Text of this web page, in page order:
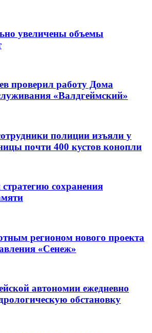
увеличены объемы
проверил работу Дома
«Валдгеймский»
полиции изъяли у
почти 400 кустов конопли
сохранения
регионом нового проекта
«Сенеж»
автономии ежедневно
обстановку